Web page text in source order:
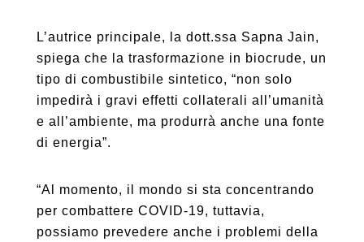
L’autrice principale, la dott.ssa Sapna Jain,
spiega che la trasformazione in biocrude, un
tipo di combustibile sintetico, “non solo
impedirà i gravi effetti collaterali all’umanità
e all’ambiente, ma produrrà anche una fonte
di energia”.
“Al momento, il mondo si sta concentrando
per combattere COVID-19, tuttavia,
possiamo prevedere anche i problemi della